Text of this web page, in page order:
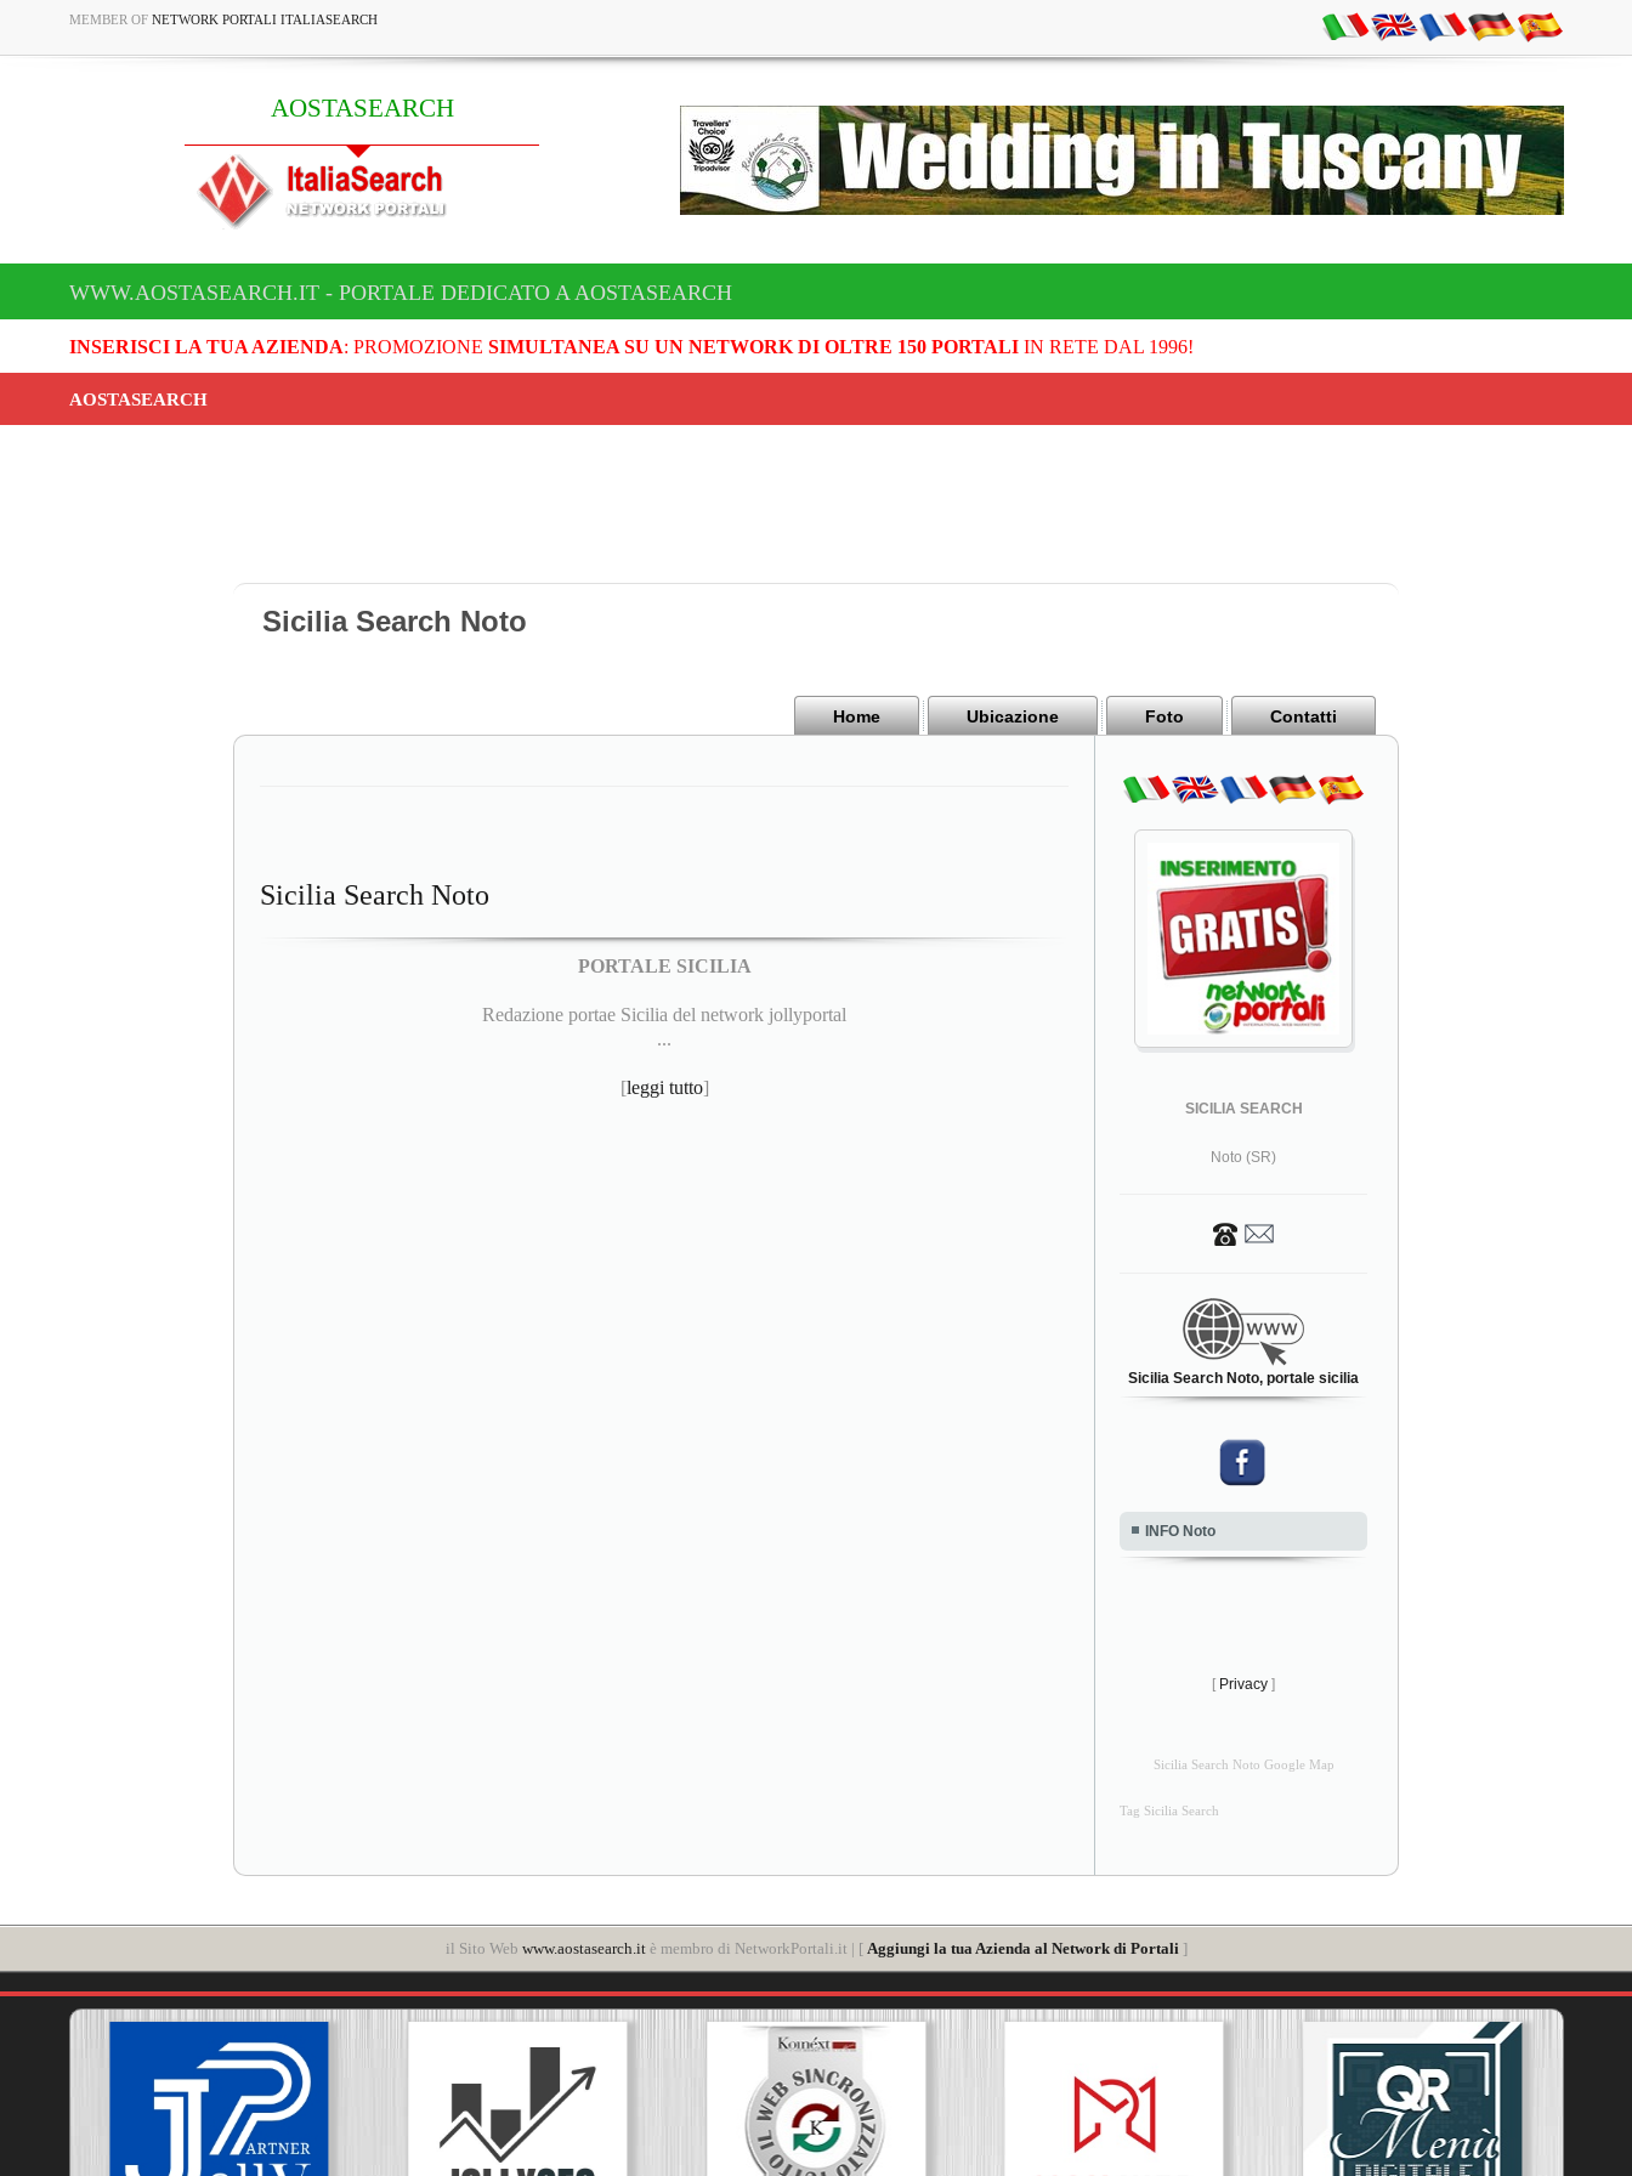
MEMBER OF NETWORK PORTALI ITALIASEARCH
AOSTASEARCH
WWW.AOSTASEARCH.IT - PORTALE DEDICATO A AOSTASEARCH
INSERISCI LA TUA AZIENDA: PROMOZIONE SIMULTANEA SU UN NETWORK DI OLTRE 150 PORTALIIN RETE DAL 1996!
AOSTASEARCH
Sicilia Search Noto
Home Ubicazione Foto Contatti
Sicilia Search Noto
PORTALE SICILIA
Redazione portae Sicilia del network jollyportal
...
[leggi tutto]
SICILIA SEARCH
Noto (SR)
Sicilia Search Noto, portale sicilia
INFO Noto
[ Privacy ]
Sicilia Search Noto Google Map
Tag Sicilia Search
il Sito Web www.aostasearch.itè membro di NetworkPortali.it | [ Aggiungi la tua Azienda al Network di Portali ]